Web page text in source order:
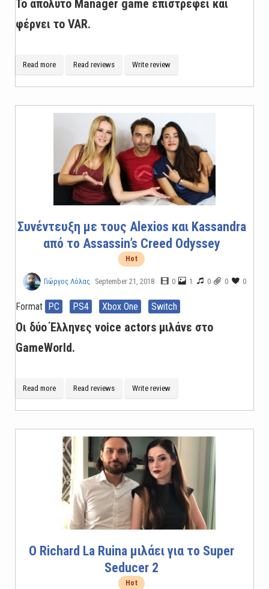
Το απόλυτο Manager game επιστρέφει και
φέρνει το VAR.
Read more Read reviews Write review
Συνέντευξη με τους Alexios και Kassandra
από το Assassin’s Creed Odyssey
Hot
Γιώργος Λόλας September 21, 2018 0 1 0 0 0
Format PC PS4 Xbox One Switch
Οι δύο Έλληνες voice actors μιλάνε στο
GameWorld.
Read more Read reviews Write review
O Richard La Ruina μιλάει για το Super
Seducer 2
Hot